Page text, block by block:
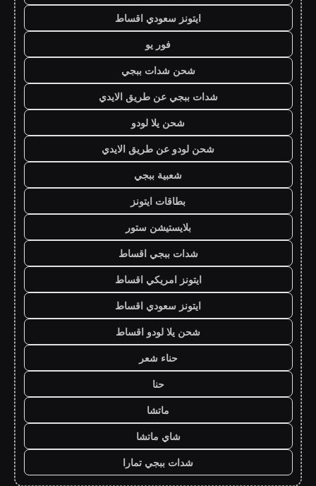
ايتونز سعودي اقساط
فور يو
شحن شدات ببجي
شدات ببجي عن طريق الايدي
شحن يلا لودو
شحن لودو عن طريق الايدي
شعبية ببجي
بطاقات ايتونز
بلايستيشن ستور
شدات ببجي اقساط
ايتونز امريكي اقساط
ايتونز سعودي اقساط
شحن يلا لودو اقساط
حناء شعر
حنا
ماتشا
شاي ماتشا
شدات ببجي تمارا